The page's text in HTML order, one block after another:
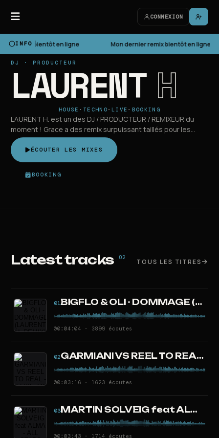
CONNEXION
INFO
remix bientôt en ligne Mon dernier remix bientôt en ligne
DJ · PRODUCTEUR
LAURENT H
HOUSE · TECHNO ·LIVE · BOOKING
LAURENT H. est un des DJ / PRODUCTEUR / REMIXEUR du
moment ! Grace a des remix surpuissant taillés pour les
clubs.
ÉCOUTER LES MIXES
BOOKING
Latest tracks 02
TOUS LES TITRES
01 BIGFLO & OLI - DOMMAGE (LAURENT H. REMIX)
00:04:04 · 3899 écoutes
02 GARMIANI VS REEL TO REAL - I LIKE TO FOGO (LAURENT H. MASHUP)
00:03:16 · 1623 écoutes
03 MARTIN SOLVEIG feat ALMA - ALL STARS (LAURENT H. REMIX)
00:03:43 · 1714 écoutes